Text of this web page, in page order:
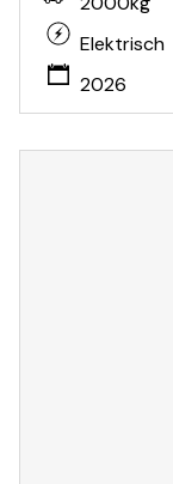
Elektrisch
2026